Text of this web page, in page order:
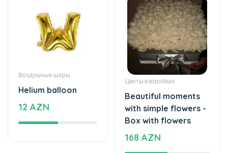
Воздушные шары
12 AZN
Цветы в коробках
Beautiful moments
with simple flowers -
Box with flowers
168 AZN